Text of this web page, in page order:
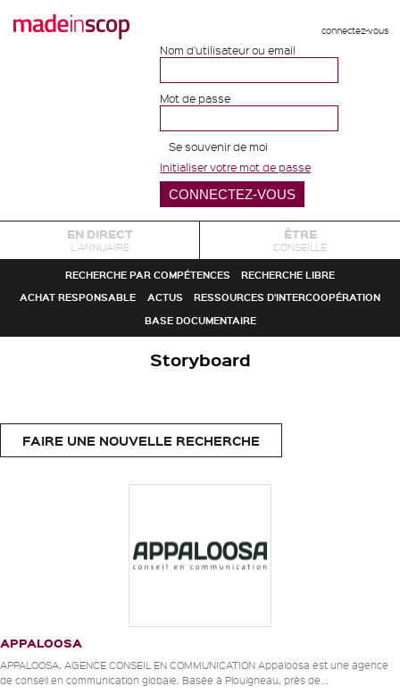
connectez-vous
Nom d'utilisateur ou email
Mot de passe
Se souvenir de moi
Initialiser votre mot de passe
EN DIRECT
L'ANNUAIRE
ÊTRE
CONSEILLÉ
RECHERCHE PAR COMPÉTENCES
RECHERCHE LIBRE
ACHAT RESPONSABLE
ACTUS
RESSOURCES D'INTERCOOPÉRATION
BASE DOCUMENTAIRE
Storyboard
FAIRE UNE NOUVELLE RECHERCHE
APPALOOSA
APPALOOSA, AGENCE CONSEIL EN COMMUNICATION Appaloosa est une agence
de conseil en communication globale. Basée à Plouigneau, près de...